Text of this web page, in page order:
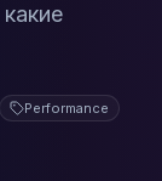
Performance